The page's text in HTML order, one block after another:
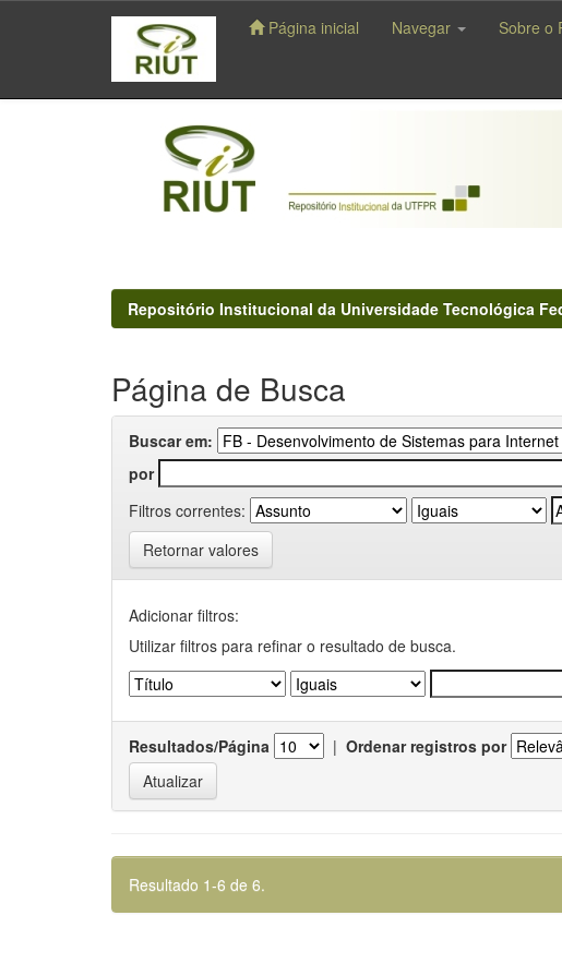
navigation
Página inicial Navegar Sobre o
Repositório Institucional da Universidade Tecnológica
Página de Busca
Buscar em:
por
Filtros correntes:
Retornar valores
Adicionar filtros:
Utilizar filtros para refinar o resultado de busca.
Resultados/Página | Ordenar registros por
Resultado 1-6 de 6.